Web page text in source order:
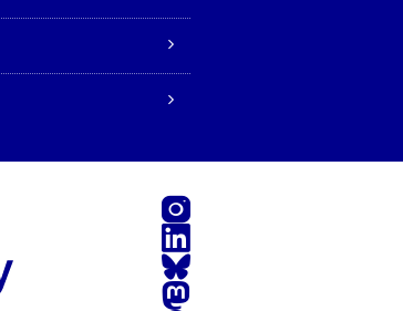
Instagram
LinkedIn
Bluesky
Mastodon